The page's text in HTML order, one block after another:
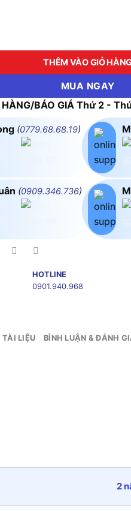
Chấu, Điều Khiển Wifi MPE
THÊM VÀO GIỎ
MUA NGAY
HÀNG/BÁO GIÁ Thứ 2 -
(0779.68.68.19)
(0909.346.736)
HOTLINE
0901.940.968
TÀI LIỆU BÌNH LUẬN & ĐÁNH
2